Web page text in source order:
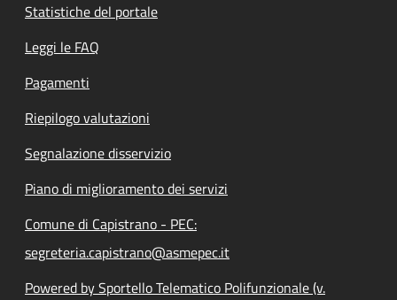
Statistiche del portale
Leggi le FAQ
Pagamenti
Riepilogo valutazioni
Segnalazione disservizio
Piano di miglioramento dei servizi
Comune di Capistrano - PEC:
segreteria.capistrano@asmepec.it
Powered by Sportello Telematico Polifunzionale (v.